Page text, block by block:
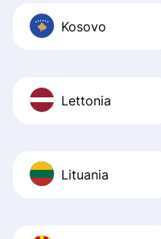
Kosovo
Lettonia
Lituania